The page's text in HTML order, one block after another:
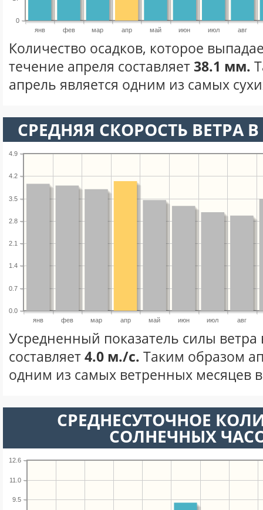
янв фев мар апр май июн июл авг
0
Количество осадков, которое
течение апреля составляет38.1 мм.
апрель является одним из самых
СРЕДНЯЯ СКОРОСТЬ ВЕТРА
янв фев мар апр май июн июл авг
0.0
0.7
1.4
2.1
2.8
3.5
4.2
4.9
Усредненный показатель силы ветра
составляет4.0 м./с. Таким образом
одним из самых ветренных месяцев в
СРЕДНЕСУТОЧНОЕ
СОЛНЕЧНЫХ
9.5
11.0
12.6